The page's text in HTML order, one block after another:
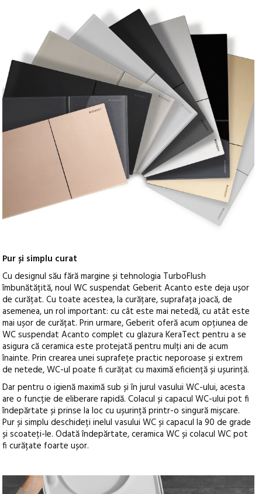
Pur și simplu curat
Cu designul său fără margine și tehnologia TurboFlush
îmbunătățită, noul WC suspendat Geberit Acanto este deja ușor
de curățat. Cu toate acestea, la curățare, suprafața joacă, de
asemenea, un rol important: cu cât este mai netedă, cu atât este
mai ușor de curățat. Prin urmare, Geberit oferă acum opțiunea de
WC suspendat Acanto complet cu glazura KeraTect pentru a se
asigura că ceramica este protejată pentru mulți ani de acum
înainte. Prin crearea unei suprafețe practic neporoase și extrem
de netede, WC-ul poate fi curățat cu maximă eficiență și ușurință.
Dar pentru o igienă maximă sub și în jurul vasului WC-ului, acesta
are o funcție de eliberare rapidă. Colacul și capacul WC-ului pot fi
îndepărtate și prinse la loc cu ușurință printr-o singură mișcare.
Pur și simplu deschideți inelul vasului WC și capacul la 90 de grade
și scoateți-le. Odată îndepărtate, ceramica WC și colacul WC pot
fi curățate foarte ușor.